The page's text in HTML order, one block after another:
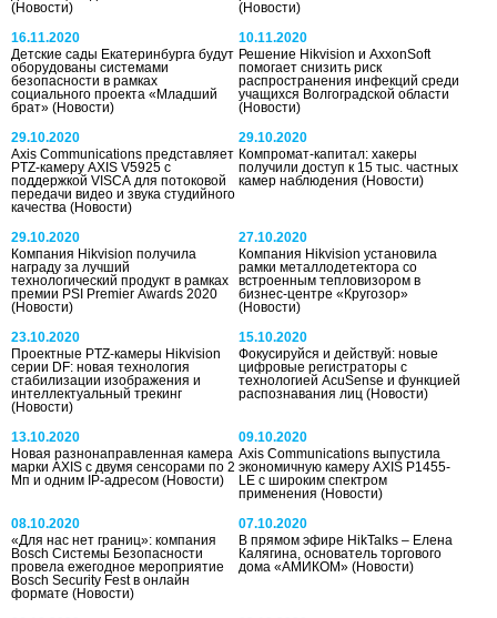
(Новости)
(Новости)
16.11.2020
Детские сады Екатеринбурга будут
оборудованы системами
безопасности в рамках
социального проекта «Младший
брат» (Новости)
10.11.2020
Решение Hikvision и AxxonSoft
помогает снизить риск
распространения инфекций среди
учащихся Волгоградской области
(Новости)
29.10.2020
Axis Communications представляет
PTZ-камеру AXIS V5925 с
поддержкой VISCA для потоковой
передачи видео и звука студийного
качества (Новости)
29.10.2020
Компромат-капитал: хакеры
получили доступ к 15 тыс. частных
камер наблюдения(Новости)
29.10.2020
Компания Hikvision получила
награду за лучший
технологический продукт в рамках
премии PSI Premier Awards 2020
(Новости)
27.10.2020
Компания Hikvision установила
рамки металлодетектора со
встроенным тепловизором в
бизнес-центре «Кругозор»
(Новости)
23.10.2020
Проектные PTZ-камеры Hikvision
серии DF: новая технология
стабилизации изображения и
интеллектуальный трекинг
(Новости)
15.10.2020
Фокусируйся и действуй: новые
цифровые регистраторы с
технологией AcuSense и функцией
распознавания лиц(Новости)
13.10.2020
Новая разнонаправленная камера
марки AXIS с двумя сенсорами по 2
Мп и одним IP-адресом (Новости)
09.10.2020
Axis Communications выпустила
экономичную камеру AXIS P1455-
LE с широким спектром
применения(Новости)
08.10.2020
«Для нас нет границ»: компания
Bosch Системы Безопасности
провела ежегодное мероприятие
Bosch Security Fest в онлайн
формате (Новости)
07.10.2020
В прямом эфире HikTalks – Елена
Калягина, основатель торгового
дома «АМИКОМ»(Новости)